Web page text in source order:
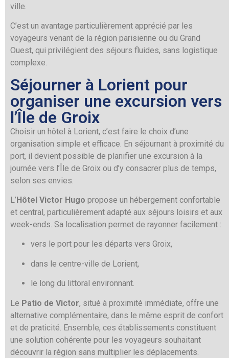
ville.
C’est un avantage particulièrement apprécié par les
voyageurs venant de la région parisienne ou du Grand
Ouest, qui privilégient des séjours fluides, sans logistique
complexe.
Séjourner à Lorient pour
organiser une excursion vers
l’Île de Groix
Choisir un hôtel à Lorient, c’est faire le choix d’une
organisation simple et efficace. En séjournant à proximité du
port, il devient possible de planifier une excursion à la
journée vers l’Île de Groix ou d’y consacrer plus de temps,
selon ses envies.
L’Hôtel Victor Hugo propose un hébergement confortable
et central, particulièrement adapté aux séjours loisirs et aux
week-ends. Sa localisation permet de rayonner facilement :
vers le port pour les départs vers Groix,
dans le centre-ville de Lorient,
le long du littoral environnant.
Le Patio de Victor, situé à proximité immédiate, offre une
alternative complémentaire, dans le même esprit de confort
et de praticité. Ensemble, ces établissements constituent
une solution cohérente pour les voyageurs souhaitant
découvrir la région sans multiplier les déplacements.